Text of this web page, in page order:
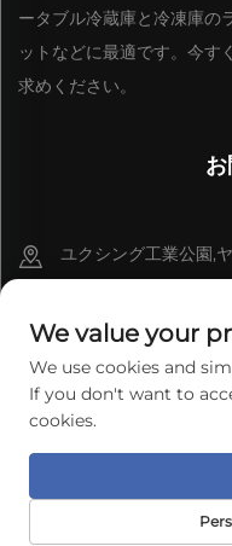
ータブル冷蔵庫と冷凍庫の
ットなどに最適です。今す
求めください。
ユクシング工業公園,
8613603092966
[email protected]
Copyright © 2026
Technology Co., Ltd. 全著
We value your
We use cookies and
If you don't want to
cookies.